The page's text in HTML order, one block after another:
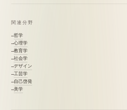
関連分野
哲学
心理学
教育学
社会学
デザイン
工芸学
自己啓発
美学